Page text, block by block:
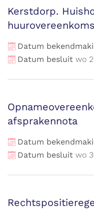
Kerstdorp.
Datum
Datum besluit wo
afsprakennota
Datum
Datum besluit wo